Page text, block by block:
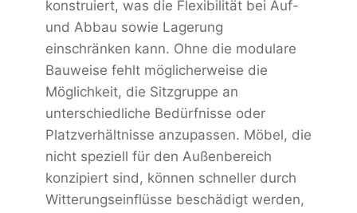
konstruiert, was die Flexibilität bei Auf-
und Abbau sowie Lagerung
einschränken kann. Ohne die modulare
Bauweise fehlt möglicherweise die
Möglichkeit, die Sitzgruppe an
unterschiedliche Bedürfnisse oder
Platzverhältnisse anzupassen. Möbel, die
nicht speziell für den Außenbereich
konzipiert sind, können schneller durch
Witterungseinflüsse beschädigt werden,